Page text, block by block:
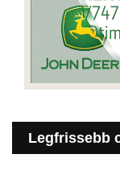
Legfrissebb